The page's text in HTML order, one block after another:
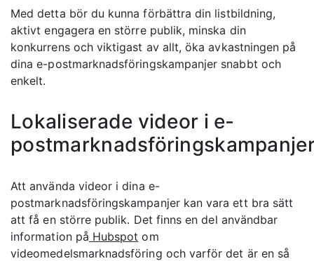
Med detta bör du kunna förbättra din listbildning,
aktivt engagera en större publik, minska din
konkurrens och viktigast av allt, öka avkastningen på
dina e-postmarknadsföringskampanjer snabbt och
enkelt.
Lokaliserade videor i e-
Att använda videor i dina e-
postmarknadsföringskampanjer kan vara ett bra sätt
att få en större publik. Det finns en del användbar
information på Hubspot om
videomedelsmarknadsföring och varför det är en så